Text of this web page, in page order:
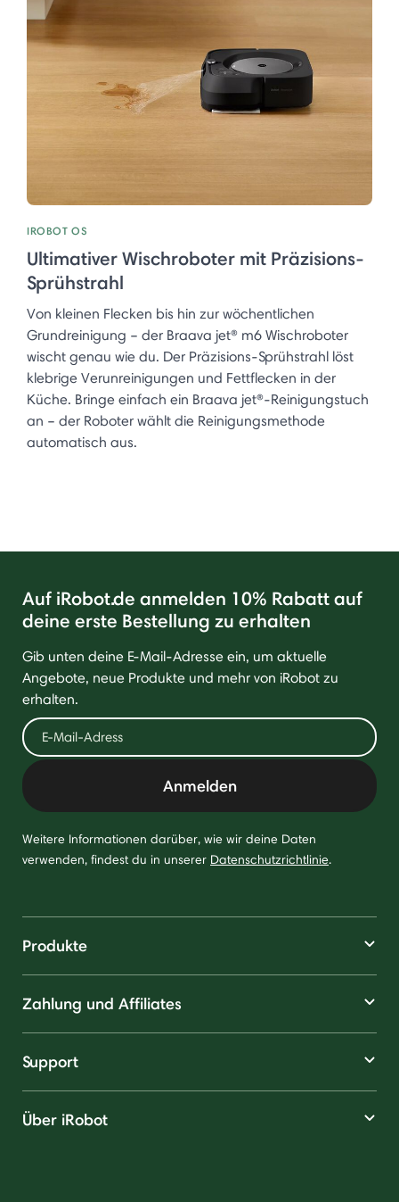
IROBOT OS
Ultimativer Wischroboter mit Präzisions-
Sprühstrahl
Von kleinen Flecken bis hin zur wöchentlichen
Grundreinigung – der Braava jet® m6 Wischroboter
wischt genau wie du. Der Präzisions-Sprühstrahl löst
klebrige Verunreinigungen und Fettflecken in der
Küche. Bringe einfach ein Braava jet®-Reinigungstuch
an – der Roboter wählt die Reinigungsmethode
automatisch aus.
Auf iRobot.de anmelden 10% Rabatt auf
deine erste Bestellung zu erhalten
Gib unten deine E-Mail-Adresse ein, um aktuelle
Angebote, neue Produkte und mehr von iRobot zu
erhalten.
Anmelden
Weitere Informationen darüber, wie wir deine Daten
verwenden, findest du in unserer Datenschutzrichtlinie.
Produkte
Zahlung und Affiliates
Support
Über iRobot